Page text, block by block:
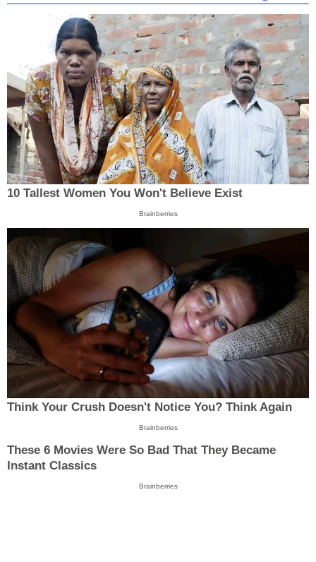
10 Tallest Women You Won't Believe Exist
Brainberries
Think Your Crush Doesn't Notice You? Think Again
Brainberries
These 6 Movies Were So Bad That They Became
Instant Classics
Brainberries